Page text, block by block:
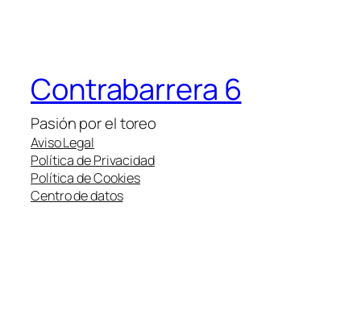
Contrabarrera 6
Pasión por el toreo
Aviso Legal
Política de Privacidad
Política de Cookies
Centro de datos